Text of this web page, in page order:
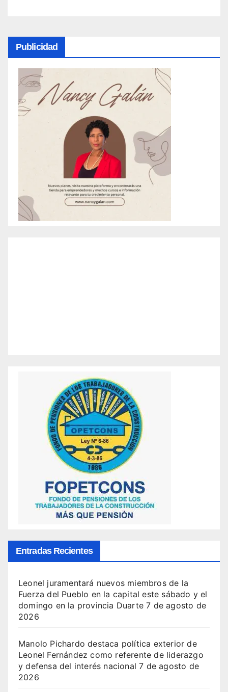
Publicidad
Entradas Recientes
Leonel juramentará nuevos miembros de la
Fuerza del Pueblo en la capital este sábado y el
domingo en la provincia Duarte 7 de agosto de
2026
Manolo Pichardo destaca política exterior de
Leonel Fernández como referente de liderazgo
y defensa del interés nacional 7 de agosto de
2026